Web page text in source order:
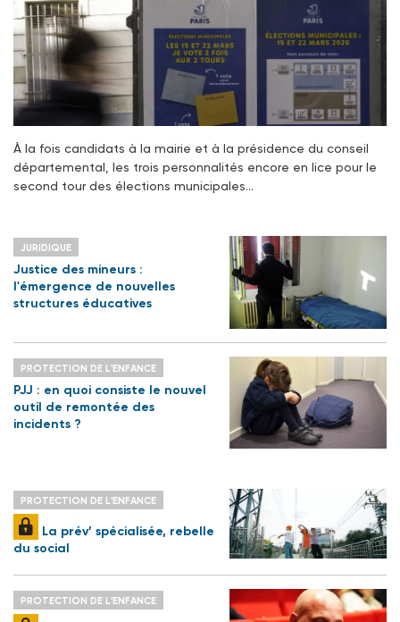
À la fois candidats à la mairie et à la présidence du conseil
départemental, les trois personnalités encore en lice pour le
second tour des élections municipales…
JURIDIQUE
Justice des mineurs :
l'émergence de nouvelles
structures éducatives
PROTECTION DE L'ENFANCE
PJJ : en quoi consiste le nouvel
outil de remontée des
incidents ?
PROTECTION DE L'ENFANCE
La prév’ spécialisée, rebelle
du social
PROTECTION DE L'ENFANCE